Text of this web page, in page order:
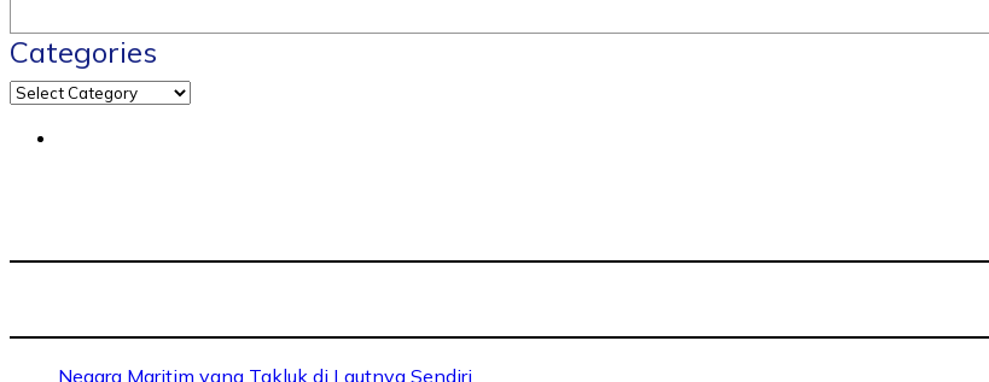
Categories
Negara Maritim yang Takluk di Lautnya Sendiri